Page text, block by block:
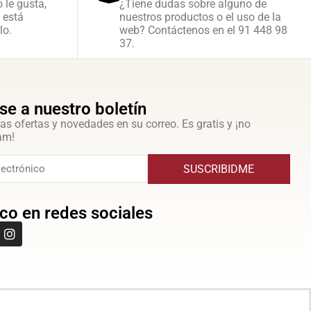
le gusta,
¿Tiene dudas sobre alguno de
nuestros productos o el uso de la
web? Contáctenos en el 91 448 98
37.
a nuestro boletín
ofertas y novedades en su correo. Es gratis y ¡no
SUSCRIBIDME
en redes sociales